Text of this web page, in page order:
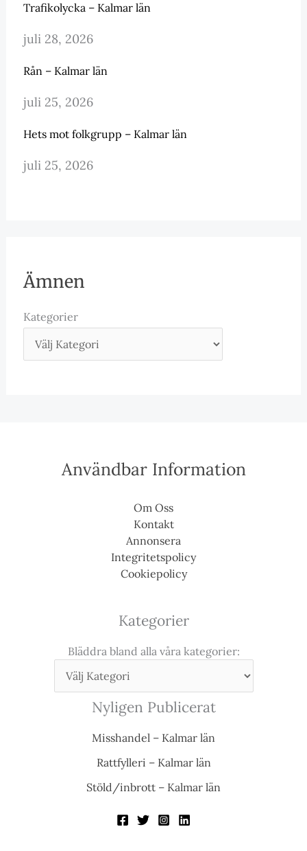
Trafikolycka – Kalmar län
juli 28, 2026
Rån – Kalmar län
juli 25, 2026
Hets mot folkgrupp – Kalmar län
juli 25, 2026
Ämnen
Kategorier
Användbar Information
Om Oss
Kontakt
Annonsera
Integritetspolicy
Cookiepolicy
Kategorier
Bläddra bland alla våra kategorier:
Nyligen Publicerat
Misshandel – Kalmar län
Rattfylleri – Kalmar län
Stöld/inbrott – Kalmar län